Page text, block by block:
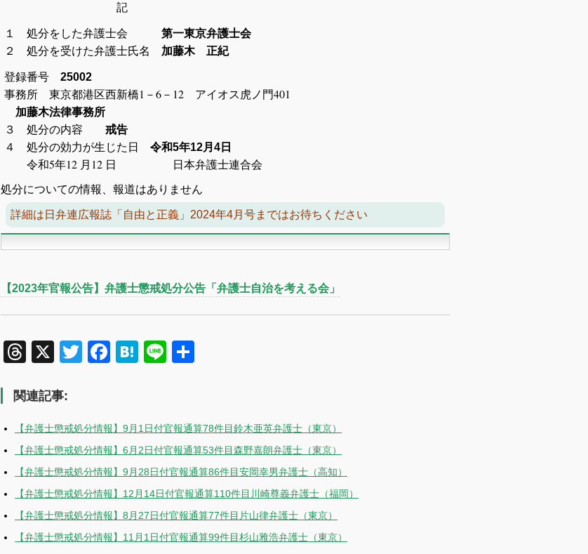
記
１ 処分をした弁護士会
第一東京弁護士会
２ 処分を受けた弁護士氏名 加藤木 正紀
登録番号 25002
事務所 東京都港区西新橋1－6－12 アイオス虎ノ門401
加藤木法律事務所
３ 処分の内容 戒告
４ 処分の効力が生じた日 令和5年12月4日
令和5年12 月12 日 日本弁護士連合会
処分についての情報、報道はありません
詳細は日弁連広報誌「自由と正義」2024年4月号まではお待ちください
【2023年官報公告】弁護士懲戒処分公告「弁護士自治を考える会」
Threads
X Twitter
Facebook
Hatena
Line
関連記事:
【弁護士懲戒処分情報】9月1日付官報通算78件目鈴木亜英弁護士（東京）
【弁護士懲戒処分情報】6月2日付官報通算53件目森野嘉朗弁護士（東京）
【弁護士懲戒処分情報】9月28日付官報通算86件目安岡幸男弁護士（高知）
【弁護士懲戒処分情報】12月14日付官報通算110件目川崎尊義弁護士（福岡）
【弁護士懲戒処分情報】8月27日付官報通算77件目片山律弁護士（東京）
【弁護士懲戒処分情報】11月1日付官報通算99件目杉山雅浩弁護士（東京）